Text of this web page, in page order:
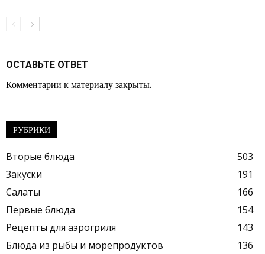
ОСТАВЬТЕ ОТВЕТ
Комментарии к материалу закрыты.
РУБРИКИ
Вторые блюда
503
Закуски
191
Салаты
166
Первые блюда
154
Рецепты для аэрогриля
143
Блюда из рыбы и морепродуктов
136